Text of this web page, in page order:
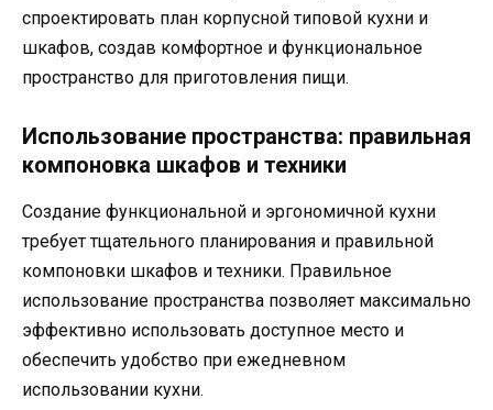
спроектировать план корпусной типовой кухни и
шкафов, создав комфортное и функциональное
пространство для приготовления пищи.
Использование пространства: правильная
компоновка шкафов и техники
Создание функциональной и эргономичной кухни
требует тщательного планирования и правильной
компоновки шкафов и техники. Правильное
использование пространства позволяет максимально
эффективно использовать доступное место и
обеспечить удобство при ежедневном
использовании кухни.